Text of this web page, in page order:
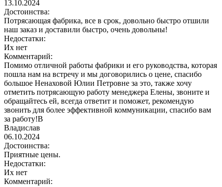
13.10.2024
Достоинства:
Потрясающая фабрика, все в срок, довольно быстро отшили
наш заказ и доставили быстро, очень довольны!
Недостатки:
Их нет
Комментарий:
Помимо отличной работы фабрики и его руководства, которая
пошла нам на встречу и мы договорились о цене, спасибо
большое Ненаховой Юлии Петровне за это, также хочу
отметить потрясающую работу менеджера Елены, звоните и
обращайтесь ей, всегда ответит и поможет, рекомендую
звонить для более эффективной коммуникации, спасибо вам
за работу!В
Владислав
06.10.2024
Достоинства:
Приятные цены.
Недостатки:
Их нет
Комментарий: